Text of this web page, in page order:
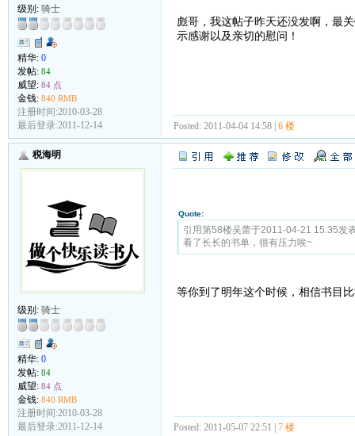
级别: 骑士
精华: 0
发帖: 84
威望: 84 点
金钱: 840 RMB
注册时间:2010-03-28
最后登录:2011-12-14
彪哥，我这帖子昨天还没发啊，最
示感谢以及亲切的慰问！
Posted: 2011-04-04 14:58 | 6 楼
税海明
级别: 骑士
精华: 0
发帖: 84
威望: 84 点
金钱: 840 RMB
注册时间:2010-03-28
最后登录:2011-12-14
Quote:
引用第58楼吴蕾于2011-04-21 15:35发
看了长长的书单，很有压力唉~
等你到了明年这个时候，相信书目
Posted: 2011-05-07 22:51 | 7 楼